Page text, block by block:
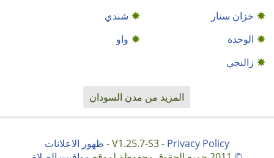
خزان سنار
شندي
الوحدة
واو
زالنجي
المزيد من مدن السودان
V1.25.7-S3 - Privacy Policy
- ظهور الاعلانات